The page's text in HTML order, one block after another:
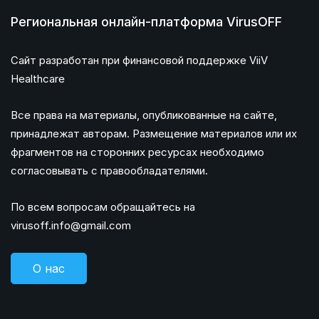
Региональная онлайн-платформа VirusOFF
Сайт разработан при финансовой поддержке ViiV
Healthcare
Все права на материалы, опубликованные на сайте,
принадлежат авторам. Размещение материалов или их
фрагментов на сторонних ресурсах необходимо
согласовывать с правообладателями.
По всем вопросам обращайтесь на
virusoff.info@gmail.com
О нас